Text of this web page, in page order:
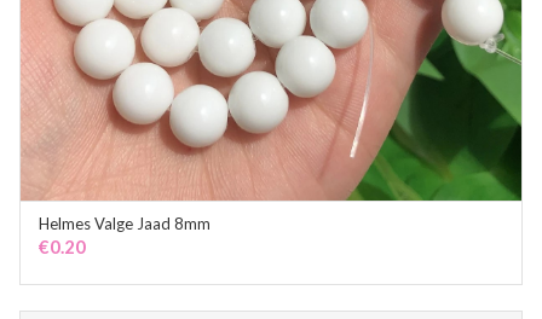
Helmes Valge Jaad 8mm
€0.20